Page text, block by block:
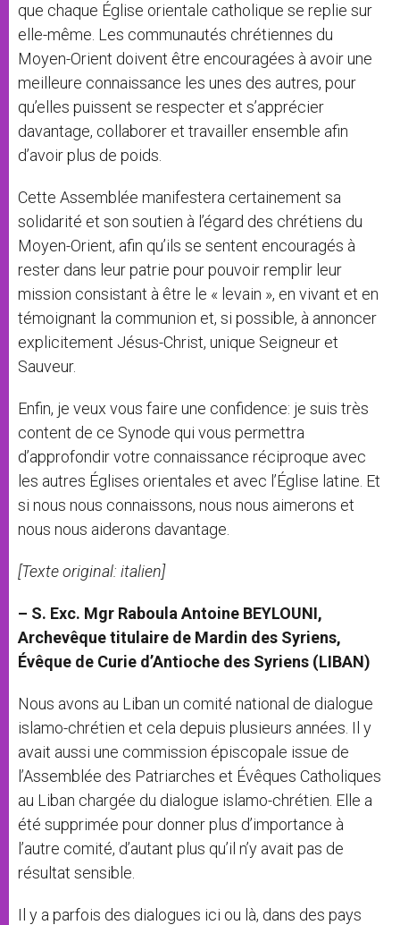
que chaque Église orientale catholique se replie sur
elle-même. Les communautés chrétiennes du
Moyen-Orient doivent être encouragées à avoir une
meilleure connaissance les unes des autres, pour
qu’elles puissent se respecter et s’apprécier
davantage, collaborer et travailler ensemble afin
d’avoir plus de poids.
Cette Assemblée manifestera certainement sa
solidarité et son soutien à l’égard des chrétiens du
Moyen-Orient, afin qu’ils se sentent encouragés à
rester dans leur patrie pour pouvoir remplir leur
mission consistant à être le « levain », en vivant et en
témoignant la communion et, si possible, à annoncer
explicitement Jésus-Christ, unique Seigneur et
Sauveur.
Enfin, je veux vous faire une confidence: je suis très
content de ce Synode qui vous permettra
d’approfondir votre connaissance réciproque avec
les autres Églises orientales et avec l’Église latine. Et
si nous nous connaissons, nous nous aimerons et
nous nous aiderons davantage.
[Texte original: italien]
– S. Exc. Mgr Raboula Antoine BEYLOUNI,
Archevêque titulaire de Mardin des Syriens,
Évêque de Curie d’Antioche des Syriens (LIBAN)
Nous avons au Liban un comité national de dialogue
islamo-chrétien et cela depuis plusieurs années. Il y
avait aussi une commission épiscopale issue de
l’Assemblée des Patriarches et Évêques Catholiques
au Liban chargée du dialogue islamo-chrétien. Elle a
été supprimée pour donner plus d’importance à
l’autre comité, d’autant plus qu’il n’y avait pas de
résultat sensible.
Il y a parfois des dialogues ici ou là, dans des pays